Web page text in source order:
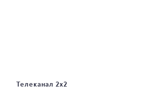
Телеканал 2х2